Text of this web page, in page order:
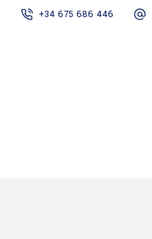
+34 675 686 446
Inicio